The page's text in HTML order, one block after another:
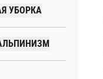
УБОРКА